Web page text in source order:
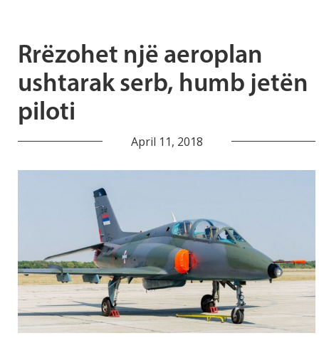
Rrëzohet një aeroplan
ushtarak serb, humb jetën
piloti
April 11, 2018